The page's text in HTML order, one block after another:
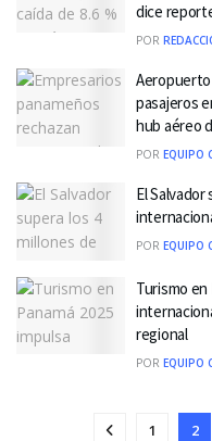
dice
POR
Aeropuerto
pasajeros
hub aéreo
POR EQUIPO
El
POR EQUIPO
Turismo en
regional
POR EQUIPO
1 2